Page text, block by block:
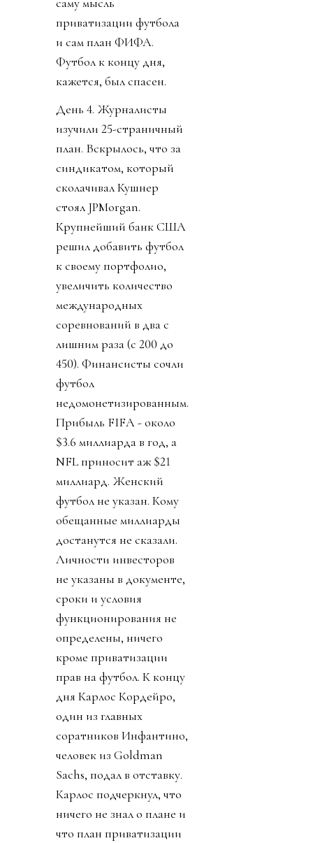
приватизации футбола
и сам план ФИФА.
Футбол к концу дня,
кажется, был спасен.
День 4. Журналисты
изучили 25-страничный
план. Вскрылось, что за
синдикатом, который
сколачивал Кушнер
стоял JPMorgan.
Крупнейший банк США
решил добавить футбол
к своему портфолио,
увеличить количество
международных
соревнований в два с
лишним раза (с 200 до
450). Финансисты сочли
футбол
недомонетизированным.
Прибыль FIFA - около
$3.6 миллиарда в год, а
NFL приносит аж $21
миллиард. Женский
футбол не указан. Кому
обещанные миллиарды
достанутся не сказали.
Личности инвесторов
не указаны в документе,
сроки и условия
функционирования не
определены, ничего
кроме приватизации
прав на футбол. К концу
дня Карлос Кордейро,
один из главных
соратников Инфантино,
человек из Goldman
Sachs, подал в отставку.
Карлос подчеркнул, что
ничего не знал о плане и
что план приватизации